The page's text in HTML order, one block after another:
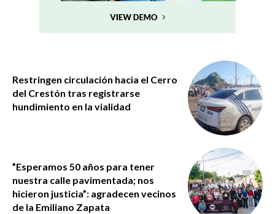
Restringen circulación hacia el Cerro
del Crestón tras registrarse
hundimiento en la vialidad
”Esperamos 50 años para tener
nuestra calle pavimentada; nos
hicieron justicia”: agradecen vecinos
de la Emiliano Zapata